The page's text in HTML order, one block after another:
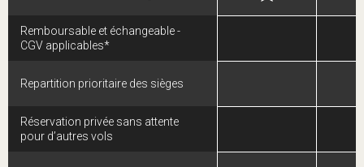
Remboursable et échangeable -
CGV applicables*
Repartition prioritaire des sièges
Réservation privée sans attente
pour d’autres vols